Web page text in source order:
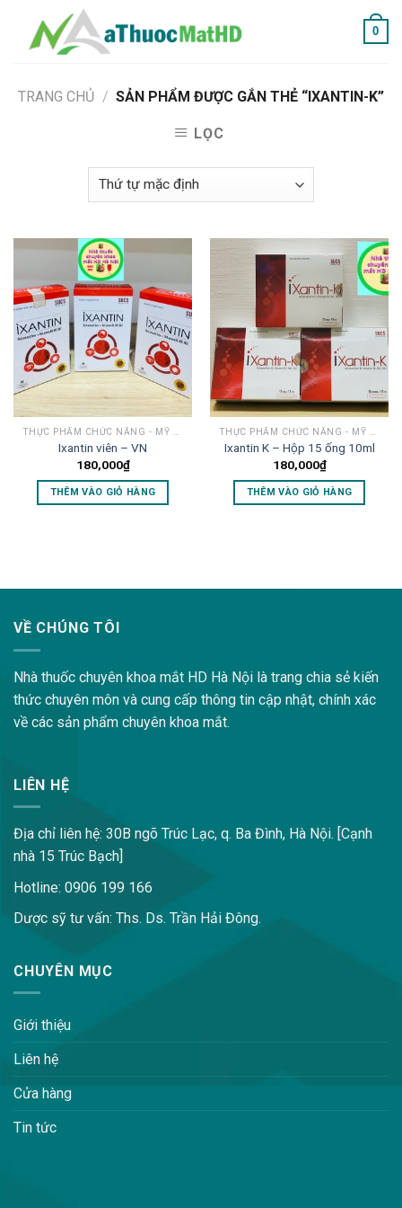
content
0
TRANG CHỦ / SẢN PHẨM ĐƯỢC GẮN THẺ “IXANTIN-K”
LỌC
Ixantin viên – VN
180,000₫
THÊM VÀO GIỎ HÀNG
Ixantin K – Hộp 15 ống 10ml
180,000₫
THÊM VÀO GIỎ HÀNG
VỀ CHÚNG TÔI
Nhà thuốc chuyên khoa mắt HD Hà Nội là trang chia sẻ kiến
thức chuyên môn và cung cấp thông tin cập nhật, chính xác
về các sản phẩm chuyên khoa mắt.
LIÊN HỆ
Địa chỉ liên hệ: 30B ngõ Trúc Lạc, q. Ba Đình, Hà Nội. [Cạnh
nhà 15 Trúc Bạch]
Hotline: 0906 199 166
Dược sỹ tư vấn: Ths. Ds. Trần Hải Đông.
CHUYÊN MỤC
Giới thiệu
Liên hệ
Cửa hàng
Tin tức